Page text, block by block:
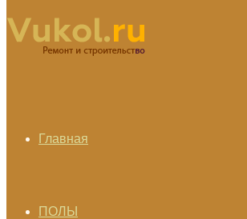
Главная
ПОЛЫ